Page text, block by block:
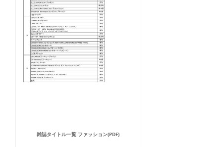
雑誌タイトル一覧 ファッション(PDF)